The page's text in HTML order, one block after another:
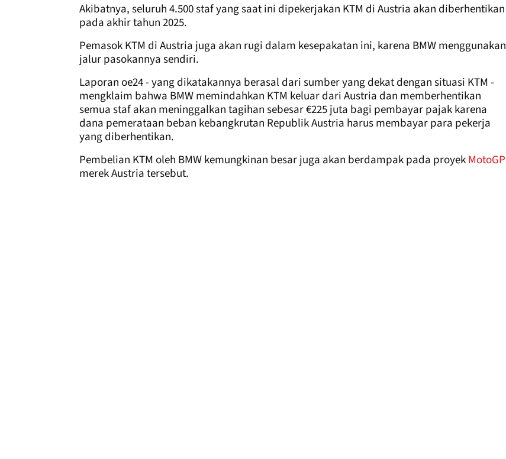
Akibatnya, seluruh 4.500 staf yang saat ini dipekerjakan KTM di Austria akan diberhentikan
pada akhir tahun 2025.
Pemasok KTM di Austria juga akan rugi dalam kesepakatan ini, karena BMW menggunakan
jalur pasokannya sendiri.
Laporan oe24 - yang dikatakannya berasal dari sumber yang dekat dengan situasi KTM -
mengklaim bahwa BMW memindahkan KTM keluar dari Austria dan memberhentikan
semua staf akan meninggalkan tagihan sebesar €225 juta bagi pembayar pajak karena
dana pemerataan beban kebangkrutan Republik Austria harus membayar para pekerja
yang diberhentikan.
Pembelian KTM oleh BMW kemungkinan besar juga akan berdampak pada proyekMotoGP
merek Austria tersebut.